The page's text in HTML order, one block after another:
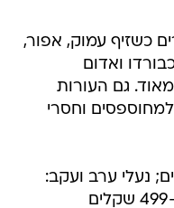
כשזיף עמוק, אפור,
ואדום
גם העורות
וחסרי
129-499 שקלים; נעלי ערב ועקב: